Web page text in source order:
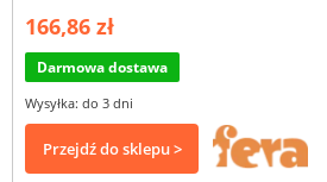
166,86 zł
Darmowa dostawa
Wysyłka: do 3 dni
Przejdź do sklepu >